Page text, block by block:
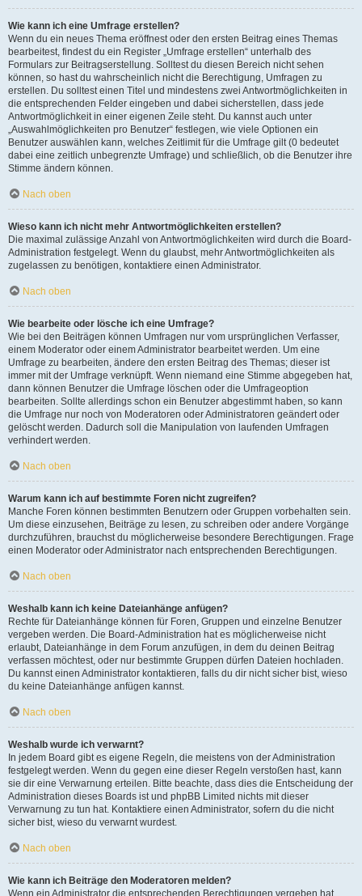
Wie kann ich eine Umfrage erstellen?
Wenn du ein neues Thema eröffnest oder den ersten Beitrag eines Themas
bearbeitest, findest du ein Register „Umfrage erstellen“ unterhalb des
Formulars zur Beitragserstellung. Solltest du diesen Bereich nicht sehen
können, so hast du wahrscheinlich nicht die Berechtigung, Umfragen zu
erstellen. Du solltest einen Titel und mindestens zwei Antwortmöglichkeiten in
die entsprechenden Felder eingeben und dabei sicherstellen, dass jede
Antwortmöglichkeit in einer eigenen Zeile steht. Du kannst auch unter
„Auswahlmöglichkeiten pro Benutzer“ festlegen, wie viele Optionen ein
Benutzer auswählen kann, welches Zeitlimit für die Umfrage gilt (0 bedeutet
dabei eine zeitlich unbegrenzte Umfrage) und schließlich, ob die Benutzer ihre
Stimme ändern können.
Nach oben
Wieso kann ich nicht mehr Antwortmöglichkeiten erstellen?
Die maximal zulässige Anzahl von Antwortmöglichkeiten wird durch die Board-
Administration festgelegt. Wenn du glaubst, mehr Antwortmöglichkeiten als
zugelassen zu benötigen, kontaktiere einen Administrator.
Nach oben
Wie bearbeite oder lösche ich eine Umfrage?
Wie bei den Beiträgen können Umfragen nur vom ursprünglichen Verfasser,
einem Moderator oder einem Administrator bearbeitet werden. Um eine
Umfrage zu bearbeiten, ändere den ersten Beitrag des Themas; dieser ist
immer mit der Umfrage verknüpft. Wenn niemand eine Stimme abgegeben hat,
dann können Benutzer die Umfrage löschen oder die Umfrageoption
bearbeiten. Sollte allerdings schon ein Benutzer abgestimmt haben, so kann
die Umfrage nur noch von Moderatoren oder Administratoren geändert oder
gelöscht werden. Dadurch soll die Manipulation von laufenden Umfragen
verhindert werden.
Nach oben
Warum kann ich auf bestimmte Foren nicht zugreifen?
Manche Foren können bestimmten Benutzern oder Gruppen vorbehalten sein.
Um diese einzusehen, Beiträge zu lesen, zu schreiben oder andere Vorgänge
durchzuführen, brauchst du möglicherweise besondere Berechtigungen. Frage
einen Moderator oder Administrator nach entsprechenden Berechtigungen.
Nach oben
Weshalb kann ich keine Dateianhänge anfügen?
Rechte für Dateianhänge können für Foren, Gruppen und einzelne Benutzer
vergeben werden. Die Board-Administration hat es möglicherweise nicht
erlaubt, Dateianhänge in dem Forum anzufügen, in dem du deinen Beitrag
verfassen möchtest, oder nur bestimmte Gruppen dürfen Dateien hochladen.
Du kannst einen Administrator kontaktieren, falls du dir nicht sicher bist, wieso
du keine Dateianhänge anfügen kannst.
Nach oben
Weshalb wurde ich verwarnt?
In jedem Board gibt es eigene Regeln, die meistens von der Administration
festgelegt werden. Wenn du gegen eine dieser Regeln verstoßen hast, kann
sie dir eine Verwarnung erteilen. Bitte beachte, dass dies die Entscheidung der
Administration dieses Boards ist und phpBB Limited nichts mit dieser
Verwarnung zu tun hat. Kontaktiere einen Administrator, sofern du die nicht
sicher bist, wieso du verwarnt wurdest.
Nach oben
Wie kann ich Beiträge den Moderatoren melden?
Wenn ein Administrator die entsprechenden Berechtigungen vergeben hat,